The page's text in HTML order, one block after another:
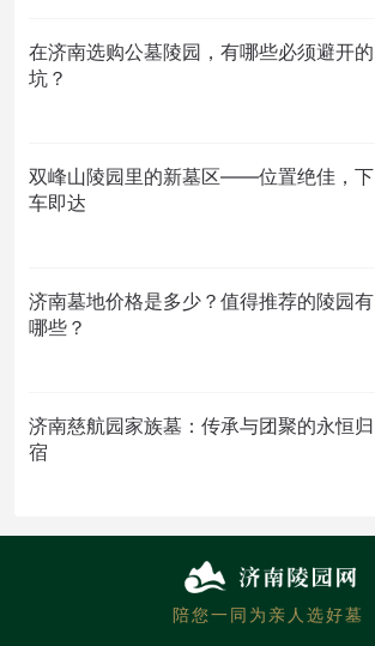
在济南选购公墓陵园，有哪些必须避开的
坑？
双峰山陵园里的新墓区——位置绝佳，下
车即达
济南墓地价格是多少？值得推荐的陵园有
哪些？
济南慈航园家族墓：传承与团聚的永恒归
宿
陪您一同为亲人选好墓